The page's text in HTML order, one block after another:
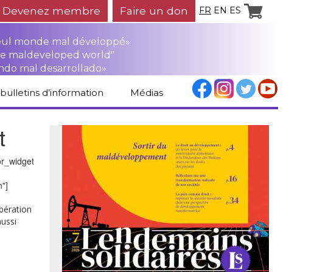
Devenez membre Faire un don FR EN ES
monde mal développé»
maldeveloped world"
mal desarrollado»
d’information Médias
Revue de presse